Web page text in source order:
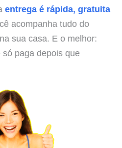
entrega é rápida, gratuita
acompanha tudo do
sua casa. E o melhor:
paga depois que